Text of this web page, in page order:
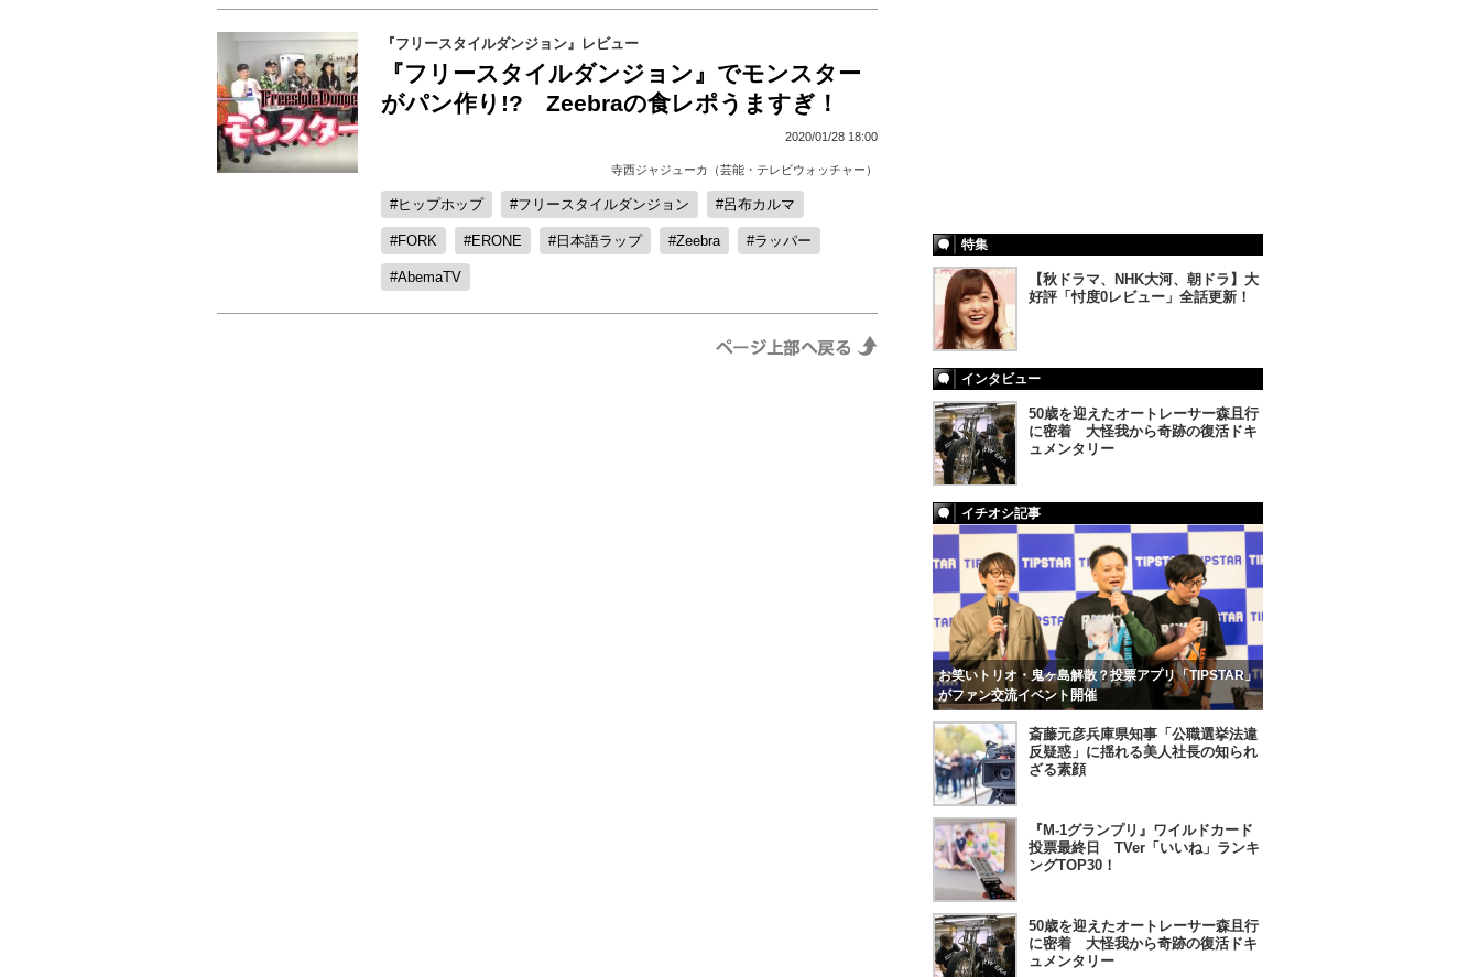
『フリースタイルダンジョン』レビュー
『フリースタイルダンジョン』でモンスター
がパン作り!? Zeebraの食レポうますぎ！
2020/01/28 18:00
寺西ジャジューカ（芸能・テレビウォッチャー）
ヒップホップ フリースタイルダンジョン 呂布カルマ
FORK ERONE 日本語ラップ Zeebra ラッパー
AbemaTV
特集
【秋ドラマ、NHK大河、朝ドラ】大
好評「忖度0レビュー」全話更新！
インタビュー
50歳を迎えたオートレーサー森且行
に密着 大怪我から奇跡の復活ドキ
ュメンタリー
イチオシ記事
お笑いトリオ・鬼ヶ島解散？投票アプリ「TIPSTAR」
がファン交流イベント開催
斎藤元彦兵庫県知事「公職選挙法違
反疑惑」に揺れる美人社長の知られ
ざる素顔
『M-1グランプリ』ワイルドカード
投票最終日 TVer「いいね」ランキ
ングTOP30！
50歳を迎えたオートレーサー森且行
に密着 大怪我から奇跡の復活ドキ
ュメンタリー